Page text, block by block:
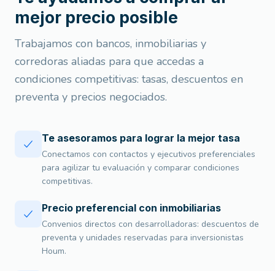
mejor precio posible
Trabajamos con bancos, inmobiliarias y
corredoras aliadas para que accedas a
condiciones competitivas: tasas, descuentos en
preventa y precios negociados.
Te asesoramos para lograr la mejor tasa
Conectamos con contactos y ejecutivos preferenciales
para agilizar tu evaluación y comparar condiciones
competitivas.
Precio preferencial con inmobiliarias
Convenios directos con desarrolladoras: descuentos de
preventa y unidades reservadas para inversionistas
Houm.